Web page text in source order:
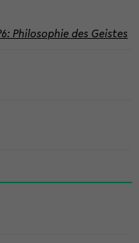
Philosophie des Geistes